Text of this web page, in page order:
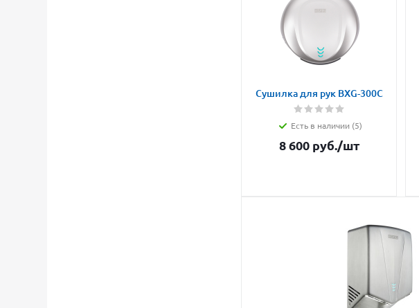
Сушилка для рук BXG-300С
Есть в наличии (5)
8 600 руб./шт